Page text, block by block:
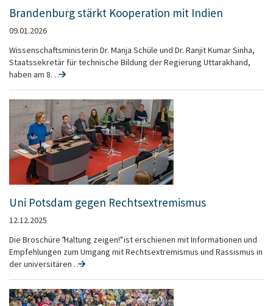
Brandenburg stärkt Kooperation mit Indien
09.01.2026
Wissenschaftsministerin Dr. Manja Schüle und Dr. Ranjit Kumar Sinha,
Staatssekretär für technische Bildung der Regierung Uttarakhand,
haben am 8. …
Uni Potsdam gegen Rechtsextremismus
12.12.2025
Die Broschüre "Haltung zeigen!" ist erschienen mit Informationen und
Empfehlungen zum Umgang mit Rechtsextremismus und Rassismus in
der universitären …